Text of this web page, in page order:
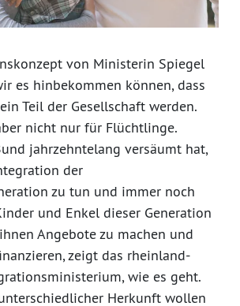
von Ministerin Spiegel
es hinbekommen können, dass
Teil der Gesellschaft werden.
nicht nur für Flüchtlinge.
jahrzehntelang versäumt hat,
der
zu tun und immer noch
und Enkel dieser Generation
Angebote zu machen und
zeigt das rheinland-
wie es geht.
Herkunft wollen